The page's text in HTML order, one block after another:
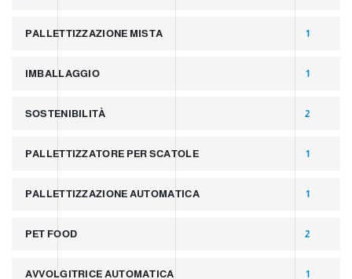
PALLETTIZZAZIONE MISTA 1
IMBALLAGGIO 1
SOSTENIBILITÀ 2
PALLETTIZZATORE PER SCATOLE 1
PALLETTIZZAZIONE AUTOMATICA 1
PET FOOD 2
AVVOLGITRICE AUTOMATICA 1